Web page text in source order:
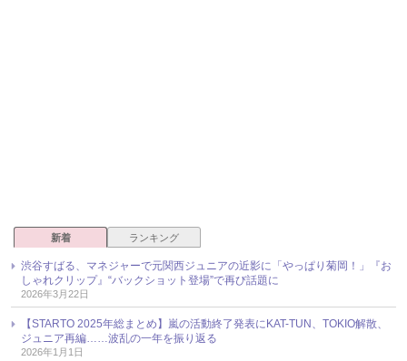
新着 ランキング
渋谷すばる、マネジャーで元関西ジュニアの近影に「やっぱり菊岡！」『お
しゃれクリップ』“バックショット登場”で再び話題に
2026年3月22日
【STARTO 2025年総まとめ】嵐の活動終了発表にKAT-TUN、TOKIO解散、
ジュニア再編……波乱の一年を振り返る
2026年1月1日